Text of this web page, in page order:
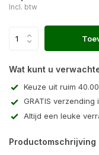
Incl. btw
Wat kunt u
Keuze uit ruim
GRATIS
Altijd een leuke
Productomschrijving